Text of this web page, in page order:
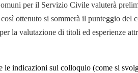
per il Servizio Civile valuterà
ottenuto si sommerà il punteggio del
la valutazione di titoli ed esperienze
le indicazioni sul colloquio (come si